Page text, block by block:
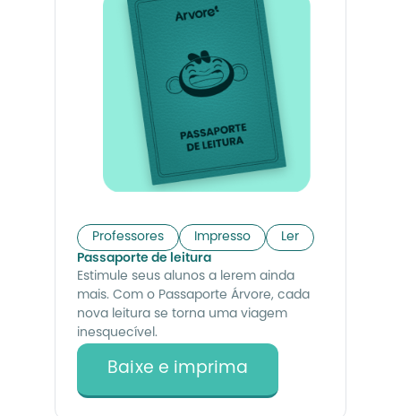
Passaporte de leitura
Estimule seus alunos a lerem ainda
mais. Com o Passaporte Árvore, cada
nova leitura se torna uma viagem
inesquecível.
Baixe e imprima
Professores Impresso Ler